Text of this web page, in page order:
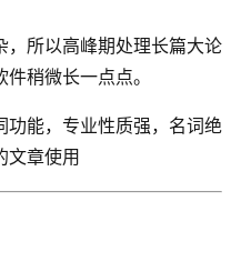
，所以高峰期处理长篇大论
稍微长一点点。
功能，专业性质强，名词绝
文章使用